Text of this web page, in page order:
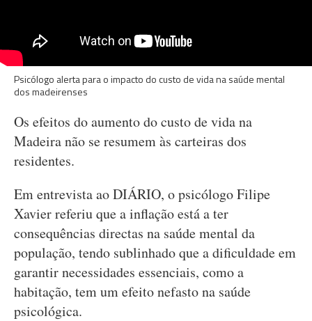
Psicólogo alerta para o impacto do custo de vida na saúde mental
dos madeirenses
Os efeitos do aumento do custo de vida na
Madeira não se resumem às carteiras dos
residentes.
Em entrevista ao DIÁRIO, o psicólogo Filipe
Xavier referiu que a inflação está a ter
consequências directas na saúde mental da
população, tendo sublinhado que a dificuldade em
garantir necessidades essenciais, como a
habitação, tem um efeito nefasto na saúde
psicológica.